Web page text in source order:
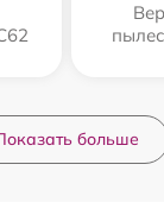
больше